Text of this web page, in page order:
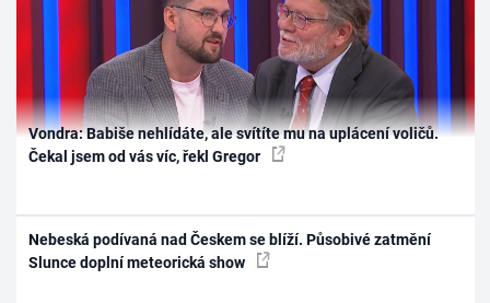
Vondra: Babiše nehlídáte, ale svítíte mu na uplácení voličů.
Čekal jsem od vás víc, řekl Gregor
Nebeská podívaná nad Českem se blíží. Působivé zatmění
Slunce doplní meteorická show